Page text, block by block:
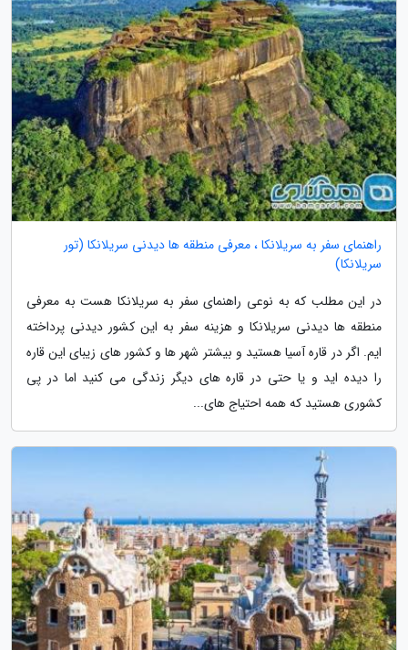
راهنمای سفر به سریلانکا ، معرفی منطقه ها دیدنی سریلانکا (تور
سریلانکا)
در این مطلب که به نوعی راهنمای سفر به سریلانکا هست به معرفی
منطقه ها دیدنی سریلانکا و هزینه سفر به این کشور دیدنی پرداخته
ایم. اگر در قاره آسیا هستید و بیشتر شهر ها و کشور های زیبای این قاره
را دیده اید و یا حتی در قاره های دیگر زندگی می کنید اما در پی
کشوری هستید که همه احتیاج های...